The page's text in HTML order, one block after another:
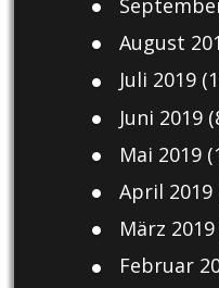
August
Juli 2019
Juni 2019
Mai 2019
April 2019
März 2019
Februar